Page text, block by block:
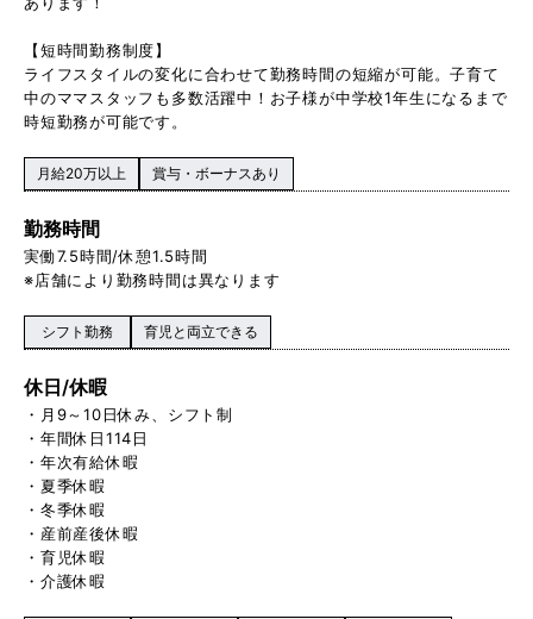
【短時間勤務制度】
ライフスタイルの変化に合わせて勤務時間の短縮が可能。子育て
中のママスタッフも多数活躍中！お子様が中学校1 年生になるまで
時短勤務が可能です。
月給20万以上 賞与・ボーナスあり
勤務時間
実働 7.5時間/休憩1.5時間
※店舗により勤務時間は異なります
シフト勤務 育児と両立できる
休日/休暇
・月9～10日休み、シフト制
・年間休日114日
・年次有給休暇
・夏季休暇
・冬季休暇
・産前産後休暇
・育児休暇
・介護休暇